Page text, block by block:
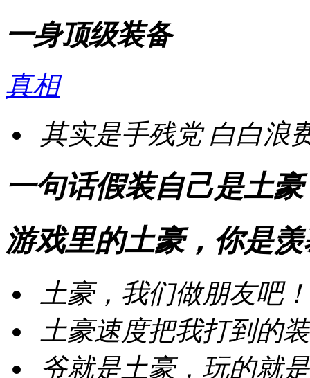
一身顶级装备
真相
其实是手残党 白白浪
一句话假装自己是土豪
游戏里的土豪，你是
土豪，我们做朋友吧！
土豪速度把我打到的
爷就是土豪，玩的就